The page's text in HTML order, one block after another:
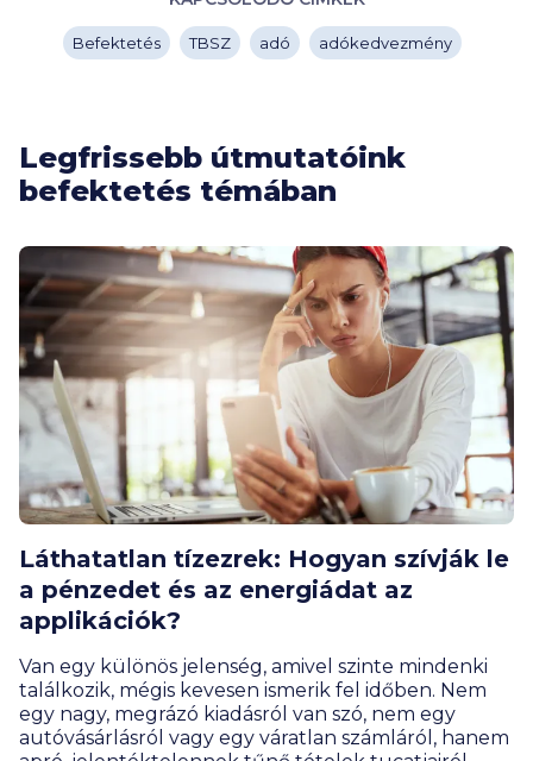
Befektetés TBSZ adó adókedvezmény
Legfrissebb útmutatóink
befektetés témában
Láthatatlan tízezrek: Hogyan szívják le
a pénzedet és az energiádat az
applikációk?
Van egy különös jelenség, amivel szinte mindenki
találkozik, mégis kevesen ismerik fel időben. Nem
egy nagy, megrázó kiadásról van szó, nem egy
autóvásárlásról vagy egy váratlan számláról, hanem